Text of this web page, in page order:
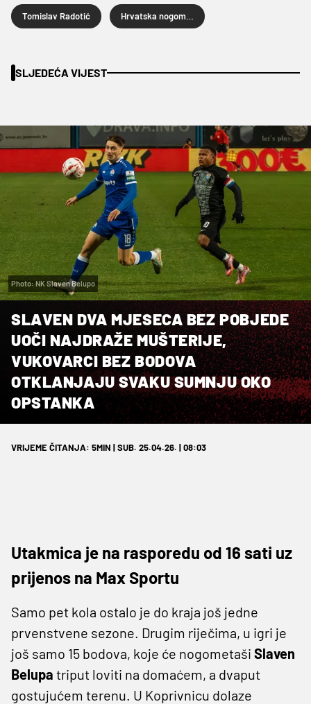
Tomislav Radotić
SLJEDEĆA VIJEST
Photo: NK Slaven Belupo
SLAVEN DVA MJESECA BEZ POBJEDE
UOČI NAJDRAŽE MUŠTERIJE,
VUKOVARCI BEZ BODOVA
OTKLANJAJU SVAKU SUMNJU OKO
OPSTANKA
VRIJEME ČITANJA: 5MIN | SUB. 25.04.26. | 08:03
Utakmica je na rasporedu od 16 sati uz
prijenos na Max Sportu
Samo pet kola ostalo je do kraja još jedne
prvenstvene sezone. Drugim riječima, u igri je
još samo 15 bodova, koje će nogometaši Slaven
Belupa triput loviti na domaćem, a dvaput
gostujućem terenu. U Koprivnicu dolaze